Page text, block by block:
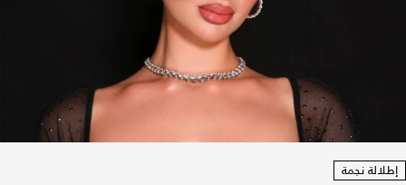
إطلالة نجمة